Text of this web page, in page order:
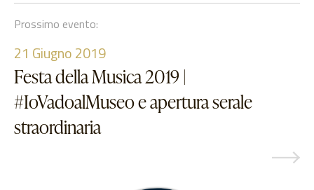
Prossimo evento:
21 Giugno 2019
Festa della Musica 2019 |
#IoVadoalMuseo e apertura serale
straordinaria